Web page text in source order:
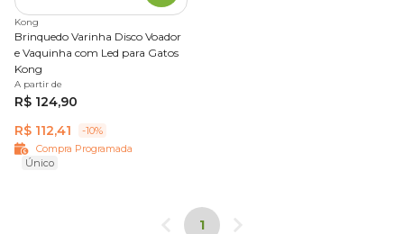
Kong
Brinquedo Varinha Disco Voador
e Vaquinha com Led para Gatos
Kong
A partir de
R$ 124,90
R$ 112,41
-10%
Compra Programada
Único
1